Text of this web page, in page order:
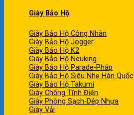
Giày Bảo Hộ
Giày Bảo Hộ Công Nhân
Giày Bảo Hộ Jogger
Giày Bảo Hộ K2
Giày Bảo Hộ Neuking
Giày Bảo Hộ Parade-Pháp
Giày Bảo Hộ Siêu Nhẹ Hàn Quốc
Giày Bảo Hộ Takumi
Giày Chống Tĩnh Điện
Giày Phòng Sạch-Dép Nhựa
Giày Vải